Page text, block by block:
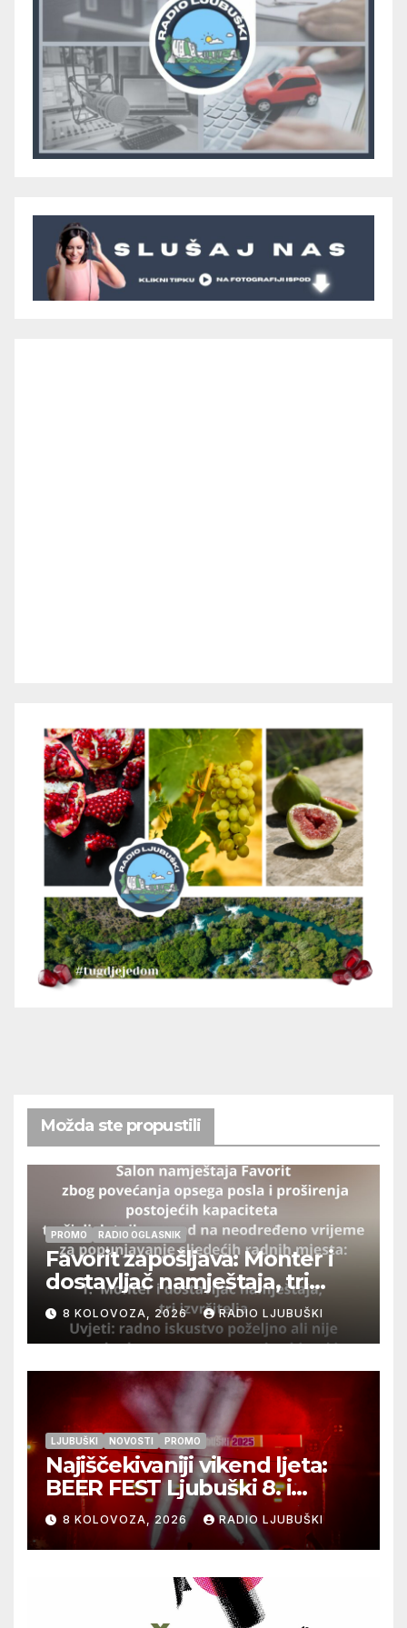
Možda ste propustili
PROMO RADIO OGLASNIK
Favorit zapošljava: Monter i
dostavljač namještaja, tri
izvršitelja
8 KOLOVOZA, 2026 RADIO LJUBUŠKI
LJUBUŠKI NOVOSTI PROMO
Najiščekivaniji vikend ljeta:
BEER FEST Ljubuški 8. i
9.kolovoza
8 KOLOVOZA, 2026 RADIO LJUBUŠKI